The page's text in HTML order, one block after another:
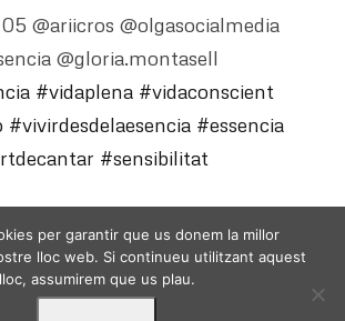
@ariicros @olgasocialmedia
@gloria.montasell
#vidaplena #vidaconscient
#vivirdesdelaesencia #essencia
#sensibilitat
per garantir que us donem la millor
lloc web. Si continueu utilitzant aquest
lloc, assumirem que us plau.